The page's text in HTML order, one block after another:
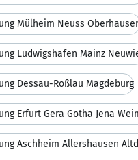
Mülheim Neuss
Ludwigshafen Mainz
Dessau-Roßlau Magdeburg
Erfurt Gera Gotha Jena
Aschheim Allershausen